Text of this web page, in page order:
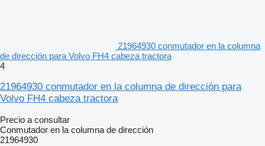
21964930 conmutador en la columna
de dirección para Volvo FH4 cabeza tractora
4
21964930 conmutador en la columna de dirección para
Volvo FH4 cabeza tractora
Precio a consultar
Conmutador en la columna de dirección
21964930